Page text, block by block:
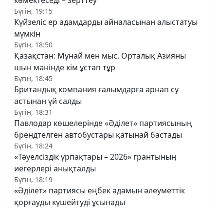
Бүгін, 19:15
Күйзеліс ер адамдарды айналасынан алыстатуы
мүмкін
Бүгін, 18:50
Қазақстан: Мұнай мен мыс. Орталық Азияны
шын мәнінде кім ұстап тұр
Бүгін, 18:45
Британдық компания ғалымдарға арнап су
астынан үй салды
Бүгін, 18:31
Павлодар көшелерінде «Әділет» партиясының
брендтелген автобустары қатынай бастады
Бүгін, 18:24
«Тәуелсіздік ұрпақтары – 2026» грантының
иегерлері анықталды
Бүгін, 18:19
«Әділет» партиясы еңбек адамын әлеуметтік
қорғауды күшейтуді ұсынады